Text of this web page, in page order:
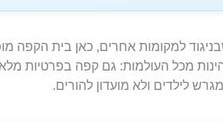
למקומות אחרים, כאן בית הקפה
מכל העולמות: גם קפה בפרטיות
לילדים ולא מועדון להורים.